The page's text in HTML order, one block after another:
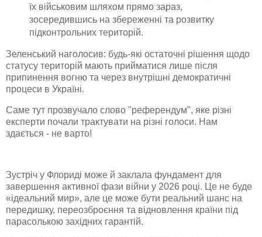
їх військовим шляхом прямо зараз,
зосередившись на збереженні та розвитку
підконтрольних територій.
Зеленський наголосив: будь-які остаточні рішення щодо
статусу територій мають прийматися лише після
припинення вогню та через внутрішні демократичні
процеси в Україні.
Саме тут прозвучало слово "референдум", яке різні
експерти почали трактувати на різні голоси. Нам
здається - не варто!
Зустріч у Флориді може й заклала фундамент для
завершення активної фази війни у 2026 році. Це не буде
«ідеальний мир», але це може бути реальний шанс на
передишку, переозброєння та відновлення країни під
парасолькою західних гарантій.